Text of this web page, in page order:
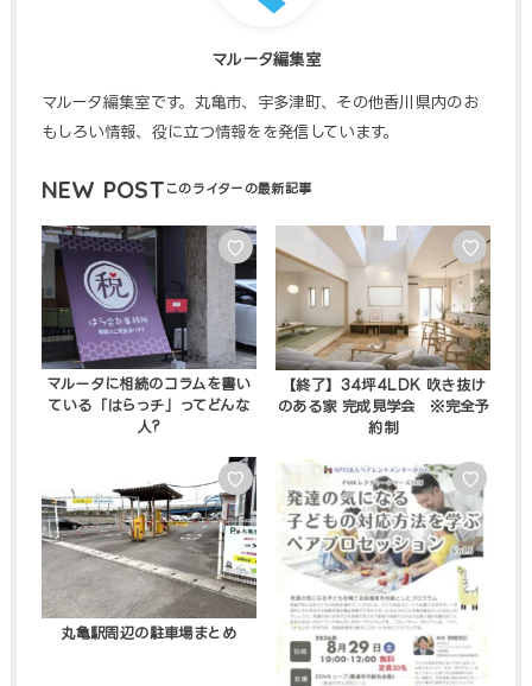
マルータ編集室
マルータ編集室です。丸亀市、宇多津町、その他香川県内のお
もしろい情報、役に立つ情報をを発信しています。
NEW POST
♡
マルータに相続のコラムを書い
ている「はらっチ」ってどんな
人?
♡
【終了】34坪4LDK 吹き抜け
のある家 完成見学会 ※完全予
約制
♡
丸亀駅周辺の駐車場まとめ
♡